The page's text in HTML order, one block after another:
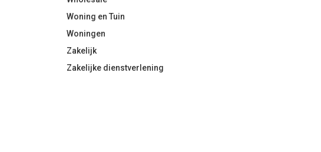
Woning en Tuin
Woningen
Zakelijk
Zakelijke dienstverlening